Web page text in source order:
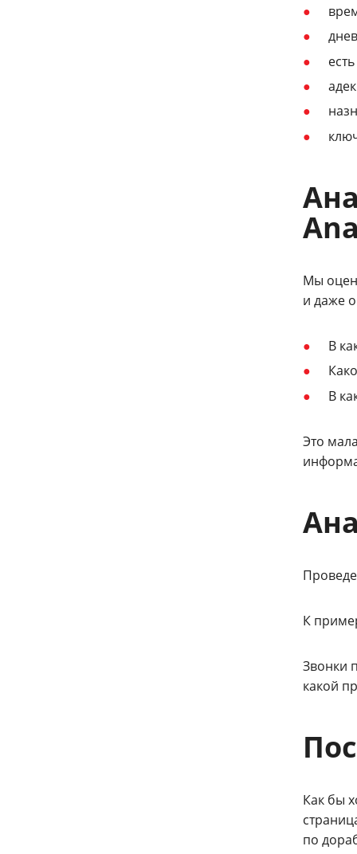
Мы
и даже
В
В
Это
К
Звонки
какой
Как бы
по